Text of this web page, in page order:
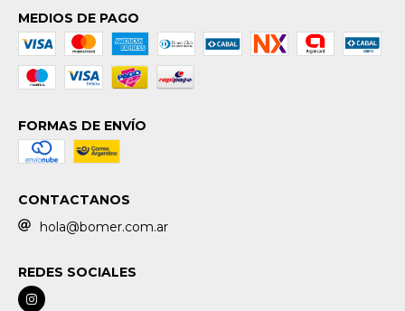
MEDIOS DE PAGO
FORMAS DE ENVÍO
CONTACTANOS
hola@bomer.com.ar
REDES SOCIALES